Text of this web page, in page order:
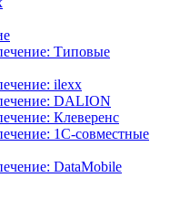
Типовые
ilexx
DALION
Клеверенс
1С-совместные
DataMobile